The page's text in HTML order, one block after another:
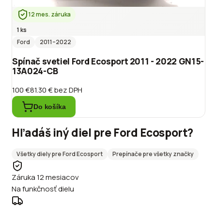
12 mes. záruka
1 ks
Ford
2011–2022
Spínač svetiel Ford Ecosport 2011 - 2022 GN15-
13A024-CB
100 €81.30 €bez DPH
Do košíka
Hľadáš iný diel pre Ford Ecosport?
Všetky diely preFordEcosport Prepínačepre všetky značky
Záruka 12 mesiacov
Na funkčnosť dielu